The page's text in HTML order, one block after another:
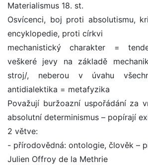
Materialismus 18. st.
Osvícenci, boj proti absolutismu,
encyklopedie, proti církvi
mechanistický charakter =
veškeré jevy na základě
stroj/, neberou v úvahu
antidialektika = metafyzika
Považují buržoazní uspořádání za
absolutní determinismus – popírají
2 větve:
- přírodovědná: ontologie, člověk –
Julien Offroy de la Methrie